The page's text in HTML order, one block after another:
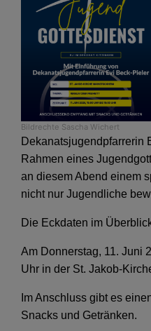
Bildrechte Sascha Wichert
Dekanatsjugendpfarrerin
Rahmen eines
an diesem Abend einem
nicht nur Jugendliche
Die Eckdaten im
Am Donnerstag, 11. Juni
Uhr in der St. Jakob-
Im Anschluss gibt es
Snacks und Getränken.